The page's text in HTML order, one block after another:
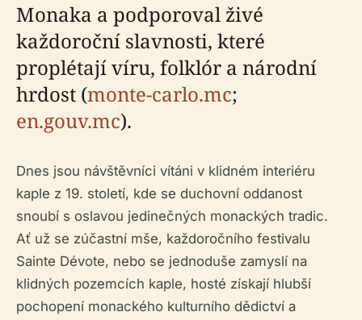
Monaka a podporoval živé
každoroční slavnosti, které
proplétají víru, folklór a národní
hrdost (monte-carlo.mc;
en.gouv.mc).
Dnes jsou návštěvníci vítáni v klidném interiéru
kaple z 19. století, kde se duchovní oddanost
snoubí s oslavou jedinečných monackých tradic.
Ať už se zúčastní mše, každoročního festivalu
Sainte Dévote, nebo se jednoduše zamyslí na
klidných pozemcích kaple, hosté získají hlubší
pochopení monackého kulturního dědictví a